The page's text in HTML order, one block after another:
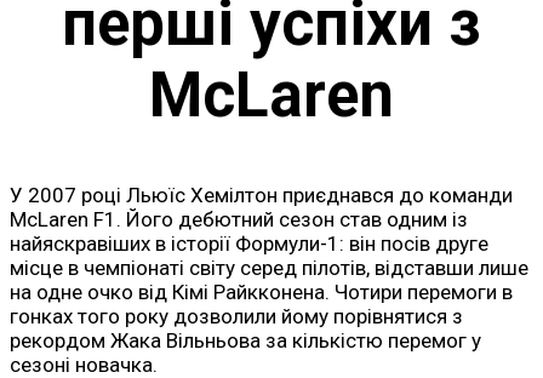
перші успіхи з
McLaren
У 2007 році Льюїс Хемілтон приєднався до команди
McLaren F1. Його дебютний сезон став одним із
найяскравіших в історії Формули-1: він посів друге
місце в чемпіонаті світу серед пілотів, відставши лише
на одне очко від Кімі Райкконена. Чотири перемоги в
гонках того року дозволили йому порівнятися з
рекордом Жака Вільньова за кількістю перемог у
сезоні новачка.